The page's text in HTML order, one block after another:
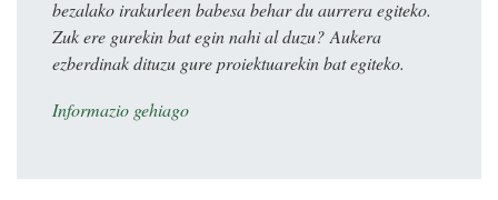
bezalako irakurleen babesa behar du aurrera egiteko.
Zuk ere gurekin bat egin nahi al duzu? Aukera
ezberdinak dituzu gure proiektuarekin bat egiteko.
Informazio gehiago